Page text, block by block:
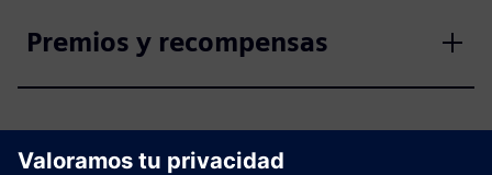
Premios y recompensas